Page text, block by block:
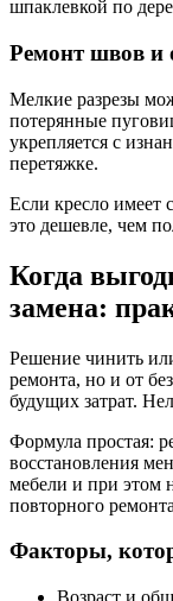
шпаклевкой по
Ремонт швов и
Мелкие разрезы
потерянные
укрепляется с
перетяжке.
Если кресло имеет
это дешевле, чем
Когда
замена:
Решение чинить
ремонта, но и от
будущих затрат.
Формула простая:
восстановления
мебели и при этом
повторного
Факторы,
Возраст и